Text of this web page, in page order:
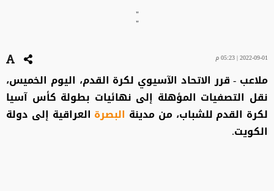
"
"
2022-09-01 | 05:23 م
ملاعب - قرر الاتحاد الآسيوي لكرة القدم، اليوم الخميس،
نقل التصفيات المؤهلة إلى نهائيات بطولة كأس آسيا
لكرة القدم للشباب، من مدينة البصرة العراقية إلى دولة
الكويت.